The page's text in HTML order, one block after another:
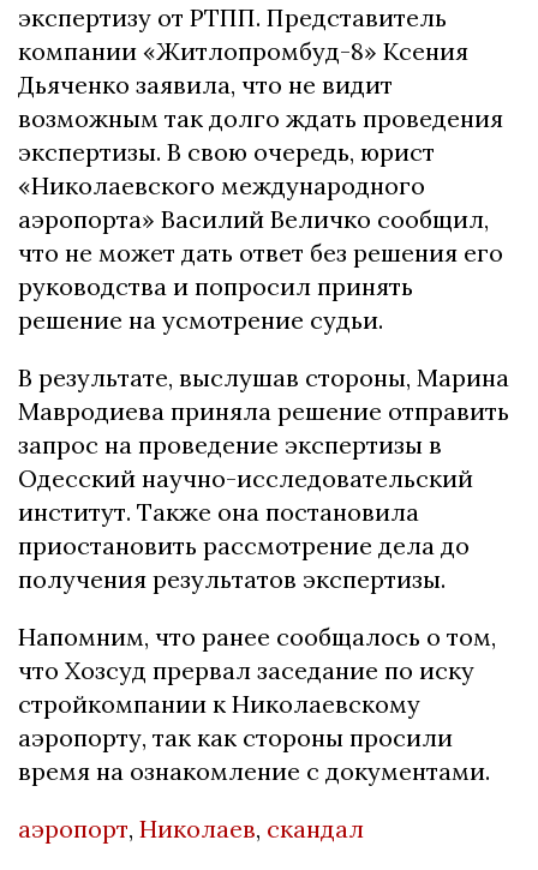
экспертизу от РТПП. Представитель
компании «Житлопромбуд-8» Ксения
Дьяченко заявила, что не видит
возможным так долго ждать проведения
экспертизы. В свою очередь, юрист
«Николаевского международного
аэропорта» Василий Величко сообщил,
что не может дать ответ без решения его
руководства и попросил принять
решение на усмотрение судьи.
В результате, выслушав стороны, Марина
Мавродиева приняла решение отправить
запрос на проведение экспертизы в
Одесский научно-исследовательский
институт. Также она постановила
приостановить рассмотрение дела до
получения результатов экспертизы.
Напомним, что ранее сообщалось о том,
что Хозсуд прервал заседание по иску
стройкомпании к Николаевскому
аэропорту, так как стороны просили
время на ознакомление с документами.
аэропорт, Николаев, скандал